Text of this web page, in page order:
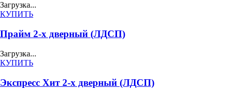
Загрузка...
КУПИТЬ
Прайм 2-х дверный (ЛДСП)
Загрузка...
КУПИТЬ
Экспресс Хит 2-х дверный (ЛДСП)